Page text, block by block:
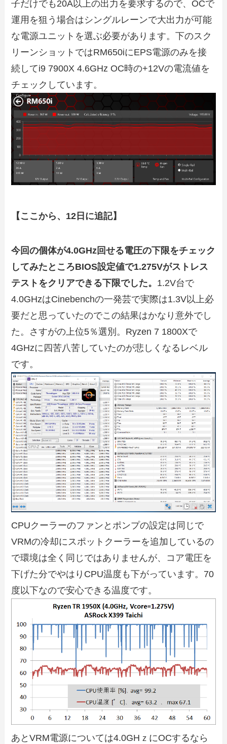
子だけでも20A以上の出力を要求するので、OCで
運用を狙う場合はシングルレーンで大出力が可能
な電源ユニットを選ぶ必要があります。下のスク
リーンショットではRM650iにEPS電源のみを接
続してi9 7900X 4.6GHz OC時の+12Vの電流値を
チェックしています。
【ここから、12日に追記】
今回の個体が4.0GHz回せる電圧の下限をチェック
してみたところBIOS設定値で1.275Vがストレス
テストをクリアできる下限でした。 1.2V台で
4.0GHzはCinebenchの一発芸で実際は1.3V以上必
要だと思っていたのでこの結果はかなり意外でし
た。さすがの上位5％選別。Ryzen 7 1800Xで
4GHzに四苦八苦していたのが悲しくなるレベル
です。
CPUクーラーのファンとポンプの設定は同じで
VRMの冷却にスポットクーラーを追加しているの
で環境は全く同じではありませんが、コア電圧を
下げた分でやはりCPU温度も下がっています。70
度以下なので安心できる温度です。
あとVRM電源については4.0GHｚにOCするなら